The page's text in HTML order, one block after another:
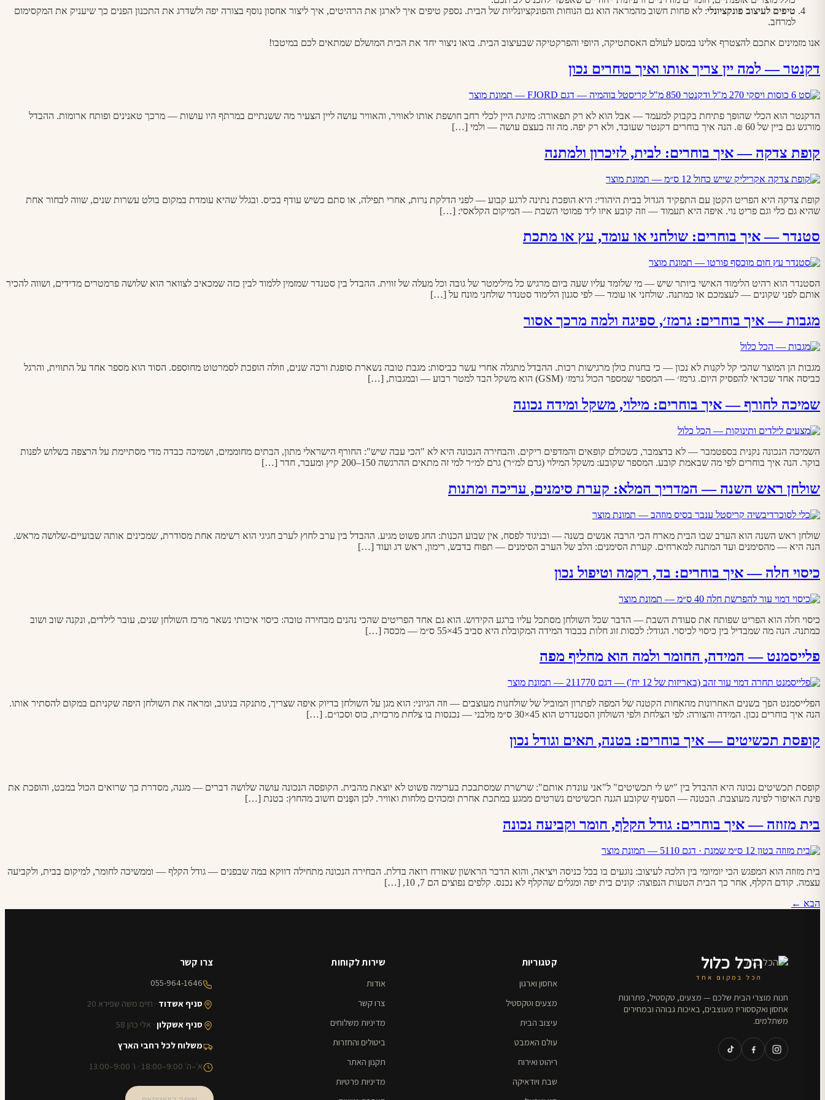
טיפים לעיצוב פונקציונלי: לא פחות חשוב מהמראה הוא גם הנוחות והפונקציונליות של הבית. נספק טיפים איך לארגן את הרהיטים, איך ליצור אחסון נוסף בצורה יפה ולשדרג את התכנון הפנים כך שיעניק את המקסימום
למרחב.
אנו מזמינים אתכם להצטרף אלינו במסע לעולם האסתטיקה, היופי והפרקטיקה שבעיצוב הבית. בואו ניצור יחד את הבית המושלם שמתאים לכם במיטבו!
דקנטר — למה יין צריך אותו ואיך בוחרים נכון
הדקנטר הוא הכלי שהופך פתיחת בקבוק למעמד — אבל הוא לא רק תפאורה: מזיגת היין לכלי רחב חושפת אותו לאוויר, והאוויר עושה ליין הצעיר מה ששנתיים במרתף היו עושות — מרכך טאנינים ופותח ארומות. ההבדל
מורגש גם ביין של 60 ₪. הנה איך בוחרים דקנטר שעובד, ולא רק יפה. מה זה בעצם עושה — ולמי […]
קופת צדקה — איך בוחרים: לבית, לזיכרון ולמתנה
קופת צדקה היא הפריט הקטן עם התפקיד הגדול בבית היהודי: היא הופכת נתינה לרגע קבוע — לפני הדלקת נרות, אחרי תפילה, או סתם כשיש עודף בכיס. ובגלל שהיא עומדת במקום בולט עשרות שנים, שווה לבחור אחת
שהיא גם כלי וגם פריט נוי. איפה היא תעמוד — וזה קובע איזו ליד פמוטי השבת — המיקום הקלאסי: […]
סטנדר — איך בוחרים: שולחני או עומד, עץ או מתכת
הסטנדר הוא רהיט הלימוד האישי ביותר שיש — מי שלומד עליו שעה ביום מרגיש כל מילימטר של גובה וכל מעלה של זווית. ההבדל בין סטנדר שמזמין ללמוד לבין כזה שמכאיב לצוואר הוא שלושה פרמטרים מדידים, ושווה להכיר
אותם לפני שקונים — לעצמכם או כמתנה. שולחני או עומד — לפי סגנון הלימוד סטנדר שולחני מונח על […]
מגבות — איך בוחרים: גרמז׳, ספיגה ולמה מרכך אסור
מגבות הן המוצר שהכי קל לקנות לא נכון — כי בחנות כולן מרגישות רכות. ההבדל מתגלה אחרי עשר כביסות: מגבת טובה נשארת סופגת ורכה שנים, וזולה הופכת לסמרטוט מחוספס. הסוד הוא מספר אחד על התווית, והרגל
כביסה אחד שכדאי להפסיק היום. גרמז׳ — המספר שמספר הכול גרמז׳ (GSM) הוא משקל הבד למטר רבוע — ובמגבות, […]
שמיכה לחורף — איך בוחרים: מילוי, משקל ומידה נכונה
השמיכה הנכונה נקנית בספטמבר — לא בדצמבר, כשכולם קופאים והמדפים ריקים. והבחירה הנכונה היא לא "הכי עבה שיש": החורף הישראלי מתון, הבתים מחוממים, ושמיכה כבדה מדי מסתיימת על הרצפה בשלוש לפנות
בוקר. הנה איך בוחרים לפי מה שבאמת קובע. המספר שקובע: משקל המילוי (גרם למ״ר) גרם למ״ר למי זה מתאים ההרגשה 150–200 קיץ ומעבר, חדר […]
שולחן ראש השנה — המדריך המלא: קערת סימנים, עריכה ומתנות
שולחן ראש השנה הוא הערב שבו הבית מארח הכי הרבה אנשים בשנה — ובניגוד לפסח, אין שבוע הכנות: החג פשוט מגיע. ההבדל בין ערב לחוץ לערב חגיגי הוא רשימה אחת מסודרת, שמכינים אותה שבועיים-שלושה מראש.
הנה היא — מהסימנים ועד המתנה למארחים. קערת הסימנים: הלב של הערב הסימנים — תפוח בדבש, רימון, ראש דג ועוד […]
כיסוי חלה — איך בוחרים: בד, רקמה וטיפול נכון
כיסוי חלה הוא הפריט שפותח את סעודת השבת — הדבר שכל השולחן מסתכל עליו ברגע הקידוש. הוא גם אחד הפריטים שהכי נהנים מבחירה טובה: כיסוי איכותי נשאר מרכז השולחן שנים, עובר לילדים, ונקנה שוב ושוב
כמתנה. הנה מה שמבדיל בין כיסוי לכיסוי. הגודל: לכסות זוג חלות בכבוד המידה המקובלת היא סביב 45×55 ס״מ — מכסה […]
פלייסמנט — המידה, החומר ולמה הוא מחליף מפה
הפלייסמנט הפך בשנים האחרונות מהאחות הקטנה של המפה לפתרון המוביל של שולחנות מעוצבים — וזה הגיוני: הוא מגן על השולחן בדיוק איפה שצריך, מתנקה בניגוב, ומראה את השולחן היפה שקניתם במקום להסתיר אותו.
הנה איך בוחרים נכון. המידה והצורה: לפי הצלחת ולפי השולחן הסטנדרט הוא 45×30 ס״מ מלבני — נכנסות בו צלחת מרכזית, כוס וסכו״ם. […]
קופסת תכשיטים — איך בוחרים: בטנה, תאים וגודל נכון
קופסת תכשיטים נכונה היא ההבדל בין "יש לי תכשיטים" ל"אני עונדת אותם": שרשרת שמסתבכת בערימה פשוט לא יוצאת מהבית. הקופסה הנכונה עושה שלושה דברים — מגנה, מסדרת כך שרואים הכול במבט, והופכת את
פינת האיפור לפינה מעוצבת. הבטנה — הסעיף שקובע הגנה תכשיטים נשרטים ממגע במתכת אחרת ומכהים מלחות ואוויר. לכן הפְּנים חשוב מהחוץ: בטנת […]
בית מזוזה — איך בוחרים: גודל הקלף, חומר וקביעה נכונה
בית מזוזה הוא המפגש הכי יומיומי בין הלכה לעיצוב: נוגעים בו בכל כניסה ויציאה, והוא הדבר הראשון שאורח רואה בדלת. הבחירה הנכונה מתחילה דווקא במה שבפנים — גודל הקלף — וממשיכה לחומר, למיקום בבית, ולקביעה
עצמה. קודם הקלף, אחר כך הבית הטעות הנפוצה: קונים בית יפה ומגלים שהקלף לא נכנס. קלפים נפוצים הם 7, 10, […]
הבא ←
הכל כלול
הכל במקום אחד
חנות מוצרי הבית שלכם — מצעים, טקסטיל, פתרונות
אחסון ואקססוריז מעוצבים, באיכות גבוהה ובמחירים
משתלמים.
קטגוריות
אחסון וארגון
מצעים וטקסטיל
עיצוב הבית
עולם האמבט
ריהוט ואירוח
שבת ויודאיקה
שירות לקוחות
אודות
צרו קשר
מדיניות משלוחים
ביטולים והחזרות
תקנון האתר
מדיניות פרטיות
צרו קשר
055-964-1646
סניף אשדוד · חיים משה שפירא 20
סניף אשקלון · אלי כהן 58
משלוח לכל רחבי הארץ
א׳–ה׳ 9:00–18:00 · ו׳ 9:00–13:00